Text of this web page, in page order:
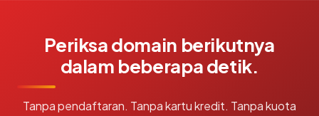
Periksa domain berikutnya
dalam beberapa detik.
Tanpa pendaftaran. Tanpa kartu kredit. Tanpa kuota